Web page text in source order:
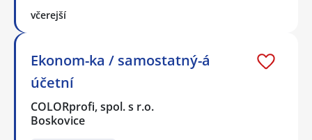
včerejší
Ekonom-ka / samostatný-á
účetní
COLORprofi, spol. s r.o.
Boskovice